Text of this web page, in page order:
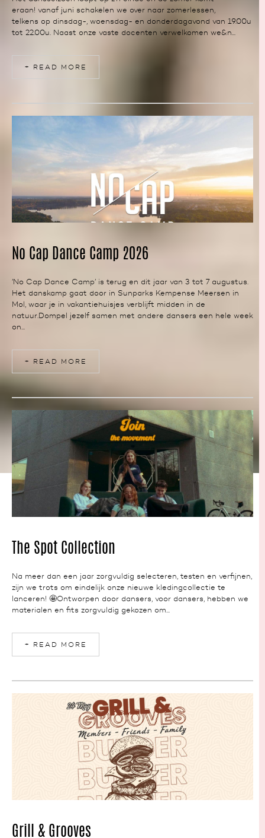
eraan! vanaf juni schakelen we over naar zomerlessen,
telkens op dinsdag-, woensdag- en donderdagavond van 19.00u
tot 22.00u. Naast onze vaste docenten verwelkomen we&n...
+ READ MORE
NEWS
No Cap Dance Camp 2026
’No Cap Dance Camp’ is terug en dit jaar van 3 tot 7 augustus.
Het danskamp gaat door in Sunparks Kempense Meersen in
Mol, waar je in vakantiehuisjes verblijft midden in de
natuur.Dompel jezelf samen met andere dansers een hele week
on...
+ READ MORE
NEWS
The Spot Collection
Na meer dan een jaar zorgvuldig selecteren, testen en verfijnen,
zijn we trots om eindelijk onze nieuwe kledingcollectie te
lanceren! 🤩Ontworpen door dansers, voor dansers, hebben we
materialen en fits zorgvuldig gekozen om...
+ READ MORE
NEWS
Grill & Grooves